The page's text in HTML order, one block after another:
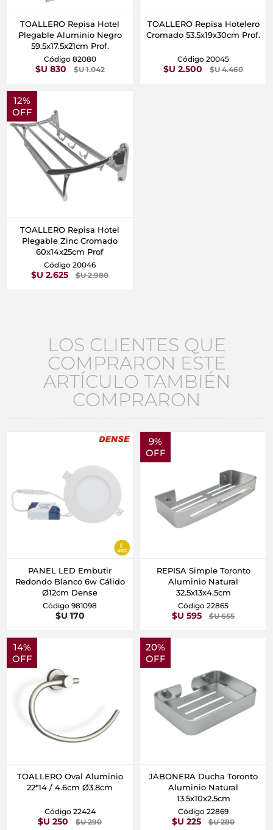
TOALLERO Repisa Hotel
Plegable Aluminio Negro
59.5x17.5x21cm Prof.
Código 82080
$U 830 $U 1.042
TOALLERO Repisa Hotelero
Cromado 53.5x19x30cm Prof.
Código 20045
$U 2.500 $U 4.460
12%
OFF
TOALLERO Repisa Hotel
Plegable Zinc Cromado
60x14x25cm Prof
Código 20046
$U 2.625 $U 2.980
LOS CLIENTES QUE
COMPRARON ESTE
ARTÍCULO TAMBIÉN
COMPRARON
PANEL LED Embutir
Redondo Blanco 6w Cálido
Ø12cm Dense
Código 981098
$U 170
9%
OFF
REPISA Simple Toronto
Aluminio Natural
32.5x13x4.5cm
Código 22865
$U 595 $U 655
14%
OFF
TOALLERO Oval Aluminio
22*14 / 4.6cm Ø3.8cm
Código 22424
$U 250 $U 290
20%
OFF
JABONERA Ducha Toronto
Aluminio Natural
13.5x10x2.5cm
Código 22869
$U 225 $U 280